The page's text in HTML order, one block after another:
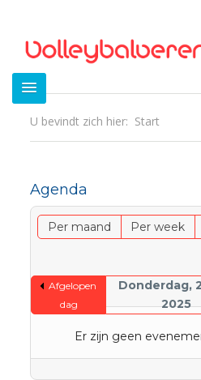
U bevindt zich hier: Start
Agenda
Per maand Per week
Afgelopen
dag
Donderdag,
2025
Er zijn geen